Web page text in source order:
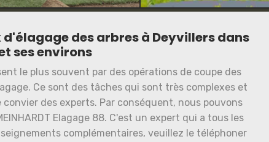
des arbres à Deyvillers dans
ses environs
le plus souvent par des opérations de coupe des
Ce sont des tâches qui sont très complexes et
des experts. Par conséquent, nous pouvons
Elagage 88. C'est un expert qui a tous les
complémentaires, veuillez le téléphoner